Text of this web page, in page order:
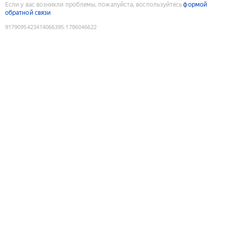
Если у вас возникли проблемы, пожалуйста, воспользуйтесьформой
обратной связи
9179095423414066395:1786046622